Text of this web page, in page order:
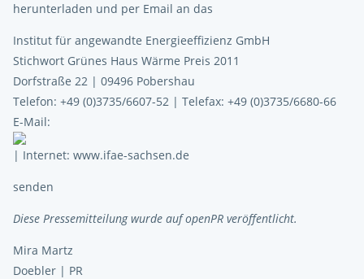
herunterladen und per Email an das
Institut für angewandte Energieeffizienz GmbH
Stichwort Grünes Haus Wärme Preis 2011
Dorfstraße 22 | 09496 Pobershau
Telefon: +49 (0)3735/6607-52 | Telefax: +49 (0)3735/6680-66
E-Mail:
| Internet: www.ifae-sachsen.de
senden
Diese Pressemitteilung wurde auf openPR veröffentlicht.
Mira Martz
Doebler | PR